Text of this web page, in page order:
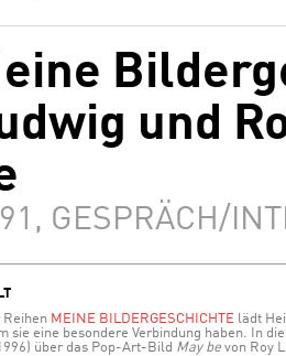
und
GESPRÄCH/
Reihen MEINE BILDERGESCHICHTE lädt
sie eine besondere Verbindung haben. In
über das Pop-Art-Bild May be von Roy